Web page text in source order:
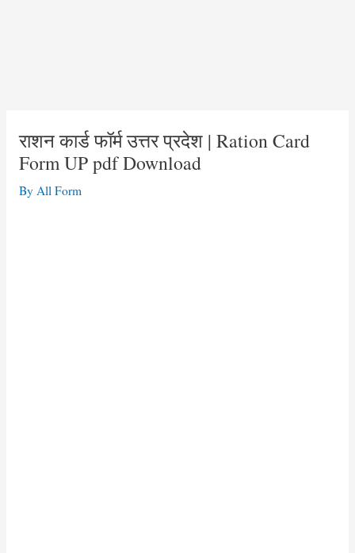
राशन कार्ड फॉर्म उत्तर प्रदेश | Ration Card
Form UP pdf Download
By All Form